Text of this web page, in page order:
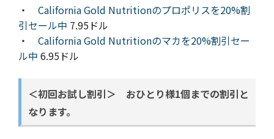
・ California Gold Nutritionのプロポリスを20%割
引セール中 7.95ドル
・ California Gold Nutritionのマカを20%割引セー
ル中 6.95ドル
＜初回お試し割引＞ おひとり様1個までの割引と
なります。